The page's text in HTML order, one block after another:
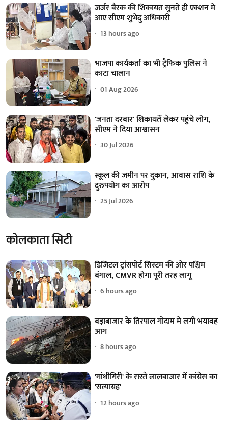
जर्जर बैरक की शिकायत सुनते ही एक्शन में
आए सीएम शुभेंदु अधिकारी
13 hours ago
भाजपा कार्यकर्ता का भी ट्रैफिक पुलिस ने
काटा चालान
01 Aug 2026
'जनता दरबार' शिकायतें लेकर पहुंचे लोग,
सीएम ने दिया आश्वासन
30 Jul 2026
स्कूल की जमीन पर दुकान, आवास राशि के
दुरुपयोग का आरोप
25 Jul 2026
कोलकाता सिटी
डिजिटल ट्रांसपोर्ट सिस्टम की ओर पश्चिम
बंगाल, CMVR होगा पूरी तरह लागू
6 hours ago
बड़ाबाजार के तिरपाल गोदाम में लगी भयावह
आग
8 hours ago
'गांधीगिरी' के रास्ते लालबाजार में कांग्रेस का
'सत्याग्रह'
12 hours ago